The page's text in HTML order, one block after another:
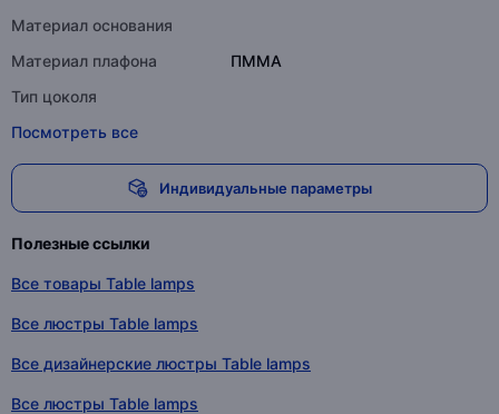
Материал основания
Материал плафона
ПММА
Тип цоколя
Посмотреть все
Индивидуальные параметры
Полезные ссылки
Все товары Table lamps
Все люстры Table lamps
Все дизайнерские люстры Table lamps
Все люстры Table lamps